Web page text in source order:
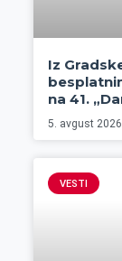
Iz
na 41.
5. avgust
VESTI